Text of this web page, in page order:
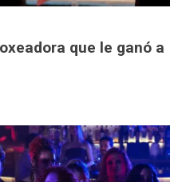
que le ganó a